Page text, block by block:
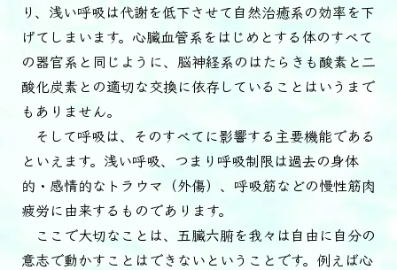
り、浅い呼吸は代謝を低下させて自然治癒系の効率を下
げてしまいます。心臓血管系をはじめとする体のすべて
の器官系と同じように、脳神経系のはたらきも酸素と二
酸化炭素との適切な交換に依存していることはいうまで
もありません。
そして呼吸は、そのすべてに影響する主要機能である
といえます。浅い呼吸、つまり呼吸制限は過去の身体
的・感情的なトラウマ（外傷）、呼吸筋などの慢性筋肉
疲労に由来するものであります。
ここで大切なことは、五臓六腑を我々は自由に自分の
意志で動かすことはできないということです。例えば心